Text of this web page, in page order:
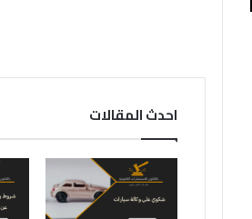
احدث المقالات